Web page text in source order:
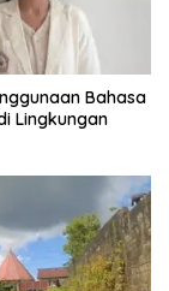
Bahasa
Lingkungan